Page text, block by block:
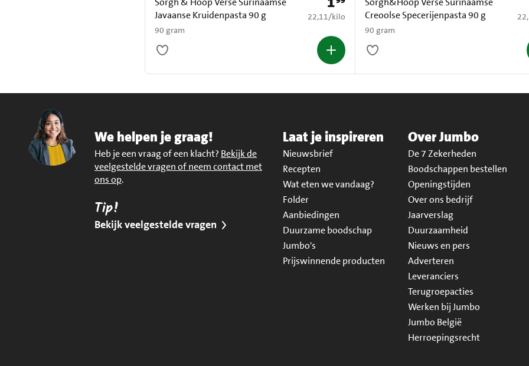
Javaanse Kruidenpasta 90 g
90 gram
€ 22,11 per kilo
22,11/kilo
Creoolse Specerijenpasta 90 g
90 gram
€
We helpen je graag!
Heb je een vraag of een klacht? Bekijk de
veelgestelde vragen of neem contact met
ons op.
Tip!
Bekijk veelgestelde vragen
Laat je inspireren
Nieuwsbrief
Recepten
Wat eten we vandaag?
Folder
Aanbiedingen
Duurzame boodschap
Jumbo's
Prijswinnende producten
Over Jumbo
De 7 Zekerheden
Boodschappen bestellen
Openingstijden
Over ons bedrijf
Jaarverslag
Duurzaamheid
Nieuws en pers
Adverteren
Leveranciers
Terugroepacties
Werken bij Jumbo
Jumbo België
Herroepingsrecht